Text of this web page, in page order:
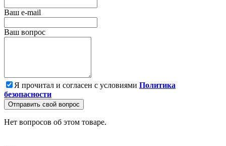
Ваш e-mail
Ваш вопрос
Я прочитал и согласен с условиями Политика
безопасности
Отправить свой вопрос
Нет вопросов об этом товаре.